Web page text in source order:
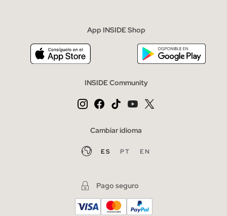
App INSIDE Shop
INSIDE Community
Cambiar idioma
ES PT EN
Pago seguro